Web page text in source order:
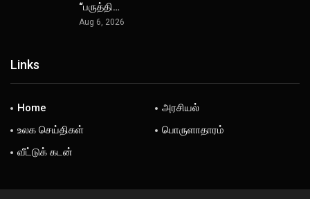
“பருத்தி…
Aug 6, 2026
Links
Home
அரசியல்
உலக செய்திகள்
பொருளாதாரம்
வீட்டுக் கடன்